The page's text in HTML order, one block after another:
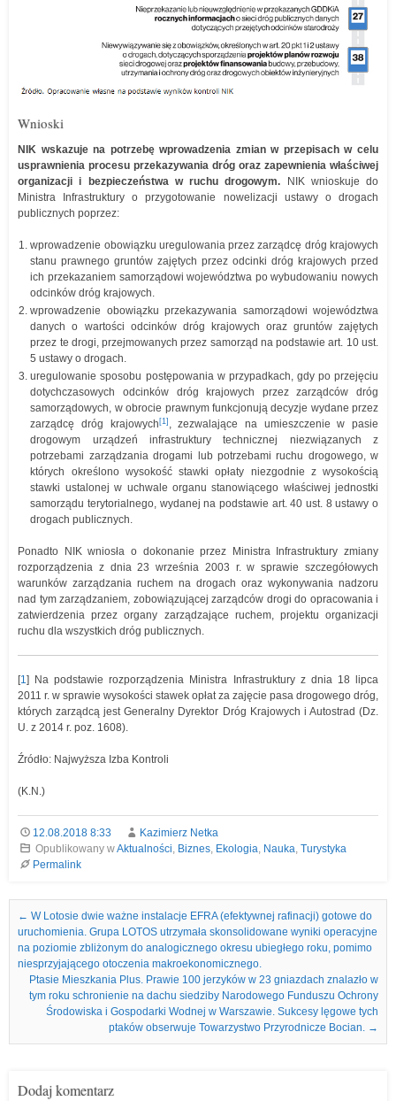
Wnioski
NIK wskazuje na potrzebę wprowadzenia zmian w przepisach w celu
usprawnienia procesu przekazywania dróg oraz zapewnienia właściwej
organizacji i bezpieczeństwa w ruchu drogowym. NIK wnioskuje do
Ministra Infrastruktury o przygotowanie nowelizacji ustawy o drogach
publicznych poprzez:
wprowadzenie obowiązku uregulowania przez zarządcę dróg krajowych
stanu prawnego gruntów zajętych przez odcinki dróg krajowych przed
ich przekazaniem samorządowi województwa po wybudowaniu nowych
odcinków dróg krajowych.
wprowadzenie obowiązku przekazywania samorządowi województwa
danych o wartości odcinków dróg krajowych oraz gruntów zajętych
przez te drogi, przejmowanych przez samorząd na podstawie art. 10 ust.
5 ustawy o drogach.
uregulowanie sposobu postępowania w przypadkach, gdy po przejęciu
dotychczasowych odcinków dróg krajowych przez zarządców dróg
samorządowych, w obrocie prawnym funkcjonują decyzje wydane przez
zarządcę dróg krajowych [1] , zezwalające na umieszczenie w pasie
drogowym urządzeń infrastruktury technicznej niezwiązanych z
potrzebami zarządzania drogami lub potrzebami ruchu drogowego, w
których określono wysokość stawki opłaty niezgodnie z wysokością
stawki ustalonej w uchwale organu stanowiącego właściwej jednostki
samorządu terytorialnego, wydanej na podstawie art. 40 ust. 8 ustawy o
drogach publicznych.
Ponadto NIK wniosła o dokonanie przez Ministra Infrastruktury zmiany
rozporządzenia z dnia 23 września 2003 r. w sprawie szczegółowych
warunków zarządzania ruchem na drogach oraz wykonywania nadzoru
nad tym zarządzaniem, zobowiązującej zarządców drogi do opracowania i
zatwierdzenia przez organy zarządzające ruchem, projektu organizacji
ruchu dla wszystkich dróg publicznych.
[1] Na podstawie rozporządzenia Ministra Infrastruktury z dnia 18 lipca
2011 r. w sprawie wysokości stawek opłat za zajęcie pasa drogowego dróg,
których zarządcą jest Generalny Dyrektor Dróg Krajowych i Autostrad (Dz.
U. z 2014 r. poz. 1608).
Źródło: Najwyższa Izba Kontroli
(K.N.)
12.08.2018 8:33
Kazimierz Netka
Opublikowany wAktualności, Biznes, Ekologia, Nauka, Turystyka
Permalink
Nawigacja we wpisach
← W Lotosie dwie ważne instalacje EFRA (efektywnej rafinacji) gotowe do
uruchomienia. Grupa LOTOS utrzymała skonsolidowane wyniki operacyjne
na poziomie zbliżonym do analogicznego okresu ubiegłego roku, pomimo
niesprzyjającego otoczenia makroekonomicznego.
Ptasie Mieszkania Plus. Prawie 100 jerzyków w 23 gniazdach znalazło w
tym roku schronienie na dachu siedziby Narodowego Funduszu Ochrony
Środowiska i Gospodarki Wodnej w Warszawie. Sukcesy lęgowe tych
ptaków obserwuje Towarzystwo Przyrodnicze Bocian. →
Dodaj komentarz